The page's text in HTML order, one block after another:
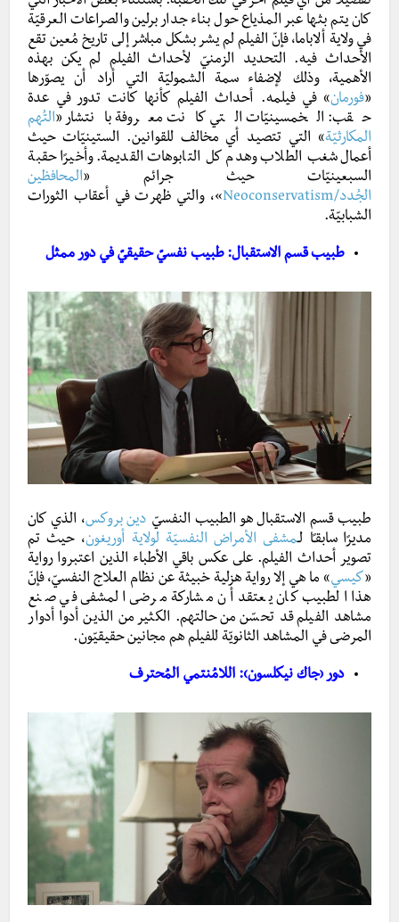
كان يتم بثها عبر المذياع حول بناء جدار برلين والصراعات العرقيّة
في ولاية ألاباما، فإنّ الفيلم لم يشر بشكل مباشر إلى تاريخ مُعين تقع
الأحداث فيه. التحديد الزمنيّ لأحداث الفيلم لم يكن بهذه
الأهمية، وذلك لإضفاء سمة الشموليّة التي أراد أن يصوّرها
«فورمان» في فيلمه. أحداث الفيلم كأنها كانت تدور في عدة
حقب: الخمسينيّات التي كانت معروفة بانتشار «التُهم
المكارثيّة» التي تتصيد أي مخالف للقوانين. الستينيّات حيث
أعمال شغب الطلاب وهدم كل التابوهات القديمة. وأخيرًا حقبة
السبعينيّات حيث جرائم «المحافظين
الجُدد/Neoconservatism
»، والتي ظهرت في أعقاب الثورات
الشبابيّة.
طبيب قسم الاستقبال: طبيب نفسيّ حقيقيّ في دور ممثل
طبيب قسم الاستقبال هو الطبيب النفسيّ دين بروكس، الذي كان
مديرًا سابقـًا لـمشفى الأمراض النفسيّة لولاية أوريغون، حيث تم
تصوير أحداث الفيلم. على عكس باقي الأطباء الذين اعتبروا رواية
« كيسي» ما هي إلا رواية هزلية خبيثة عن نظام العلاج النفسيّ، فإنّ
هذا الطبيب كان يعتقد أن مشاركة مرضى المشفى في صنع
مشاهد الفيلم قد تحسّن من حالتهم. الكثير من الذين أدوا أدوار
المرضى في المشاهد الثانويّة للفيلم هم مجانين حقيقيّون.
دور ‹جاك نيكلسون›: اللامُنتمي المُحترف